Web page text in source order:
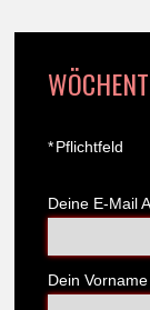
*Pflichtfeld
Deine E-Mail
Dein Vorname